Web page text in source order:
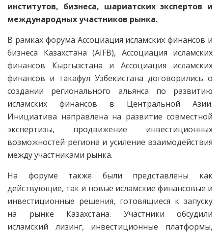
институтов, бизнеса, шариатских экспертов и
международных участников рынка.
В рамках форума Ассоциация исламских финансов и
бизнеса Казахстана (AIFB), Ассоциация исламских
финансов Кыргызстана и Ассоциация исламских
финансов и такафул Узбекистана договорились о
создании регионального альянса по развитию
исламских финансов в Центральной Азии.
Инициатива направлена на развитие совместной
экспертизы, продвижение инвестиционных
возможностей региона и усиление взаимодействия
между участниками рынка.
На форуме также были представлены как
действующие, так и новые исламские финансовые и
инвестиционные решения, готовящиеся к запуску
на рынке Казахстана. Участники обсудили
исламский лизинг, инвестиционные платформы,